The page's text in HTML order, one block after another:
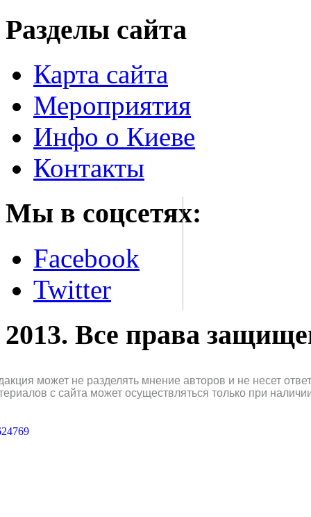
Разделы сайта
Карта сайта
Мероприятия
Инфо о Киеве
Контакты
Мы в соцсетях:
Facebook
Twitter
2013. Все права
может не разделять мнение авторов и не несет
с сайта может осуществляться только при